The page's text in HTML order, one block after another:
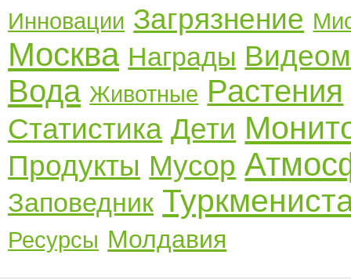
Инновации Загрязнение
Москва Награды
Вода Животные Растения
Статистика Дети
Продукты Мусор
Заповедник
Ресурсы Молдавия